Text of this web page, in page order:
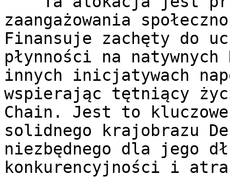
zaangażowania
Finansuje zachęty do
płynności na
innych inicjatywach
wspierając tętniący
Chain. Jest to
solidnego krajobrazu
niezbędnego dla jego
konkurencyjności i